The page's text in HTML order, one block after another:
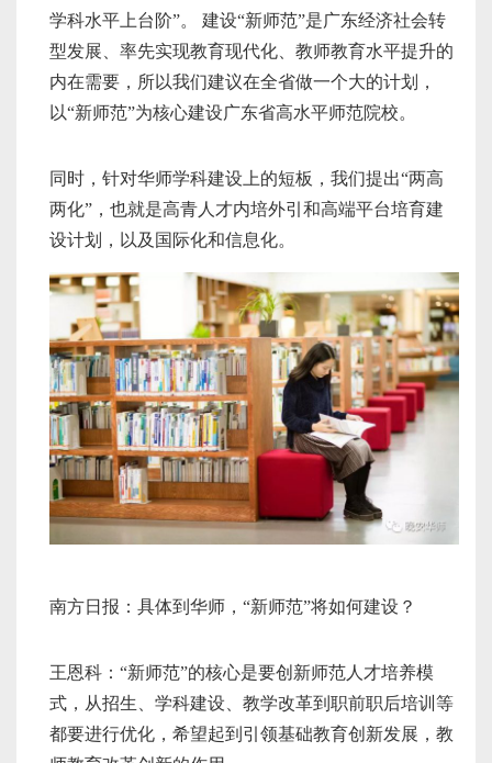
学科水平上台阶”。 建设“新师范”是广东经济社会转
型发展、率先实现教育现代化、教师教育水平提升的
内在需要，所以我们建议在全省做一个大的计划，
以“新师范”为核心建设广东省高水平师范院校。
同时，针对华师学科建设上的短板，我们提出“两高
两化”，也就是高青人才内培外引和高端平台培育建
设计划，以及国际化和信息化。
南方日报：具体到华师，“新师范”将如何建设？
王恩科：“新师范”的核心是要创新师范人才培养模
式，从招生、学科建设、教学改革到职前职后培训等
都要进行优化，希望起到引领基础教育创新发展，教